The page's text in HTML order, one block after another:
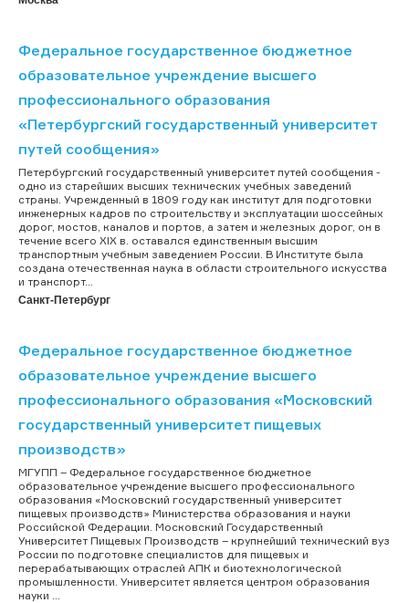
Федеральное государственное бюджетное
образовательное учреждение высшего
профессионального образования
«Петербургский государственный университет
путей сообщения»
Петербургский государственный университет путей сообщения -
одно из старейших высших технических учебных заведений
страны. Учрежденный в 1809 году как институт для подготовки
инженерных кадров по строительству и эксплуатации шоссейных
дорог, мостов, каналов и портов, а затем и железных дорог, он в
течение всего ХIХ в. оставался единственным высшим
транспортным учебным заведением России. В Институте была
создана отечественная наука в области строительного искусства
и транспорт...
Санкт-Петербург
Федеральное государственное бюджетное
образовательное учреждение высшего
профессионального образования «Московский
государственный университет пищевых
производств»
МГУПП – Федеральное государственное бюджетное
образовательное учреждение высшего профессионального
образования «Московский государственный университет
пищевых производств» Министерства образования и науки
Российской Федерации. Московский Государственный
Университет Пищевых Производств – крупнейший технический вуз
России по подготовке специалистов для пищевых и
перерабатывающих отраслей АПК и биотехнологической
промышленности. Университет является центром образования
науки ...